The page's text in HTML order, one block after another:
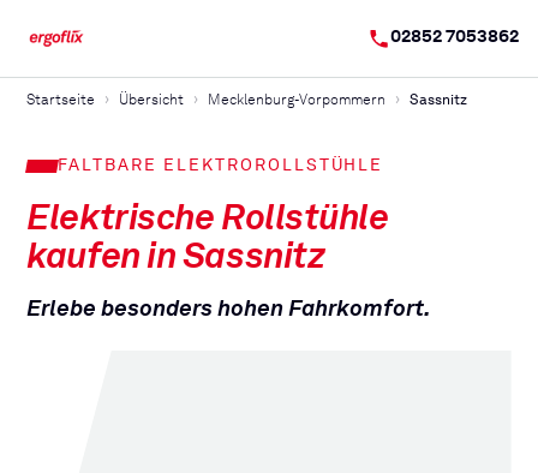
02852 7053862
Startseite Übersicht Mecklenburg-Vorpommern Sassnitz
FALTBARE ELEKTROROLLSTÜHLE
Elektrische Rollstühle
kaufen in Sassnitz
Erlebe besonders hohen Fahrkomfort.